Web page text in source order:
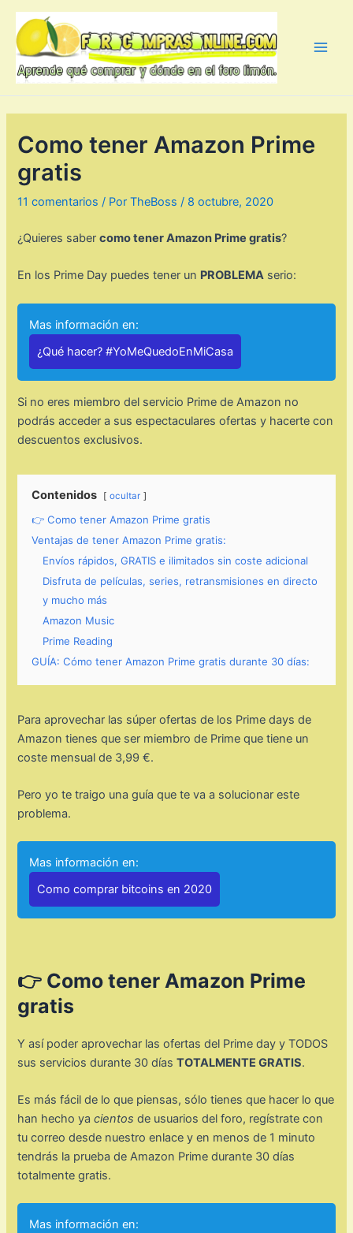
contenido
Como tener Amazon Prime
gratis
11 comentarios / PorTheBoss / 8 octubre, 2020
¿Quieres sabercomo tener Amazon Prime gratis?
En los Prime Day puedes tener un PROBLEMA serio:
Mas información en:
¿Qué hacer? #YoMeQuedoEnMiCasa
Si no eres miembro del servicio Prime de Amazon no
podrás acceder a sus espectaculares ofertas y hacerte con
descuentos exclusivos.
Contenidos ocultar
👉 Como tener Amazon Prime gratis
Ventajas de tener Amazon Prime gratis:
Envíos rápidos, GRATIS e ilimitados sin coste adicional
Disfruta de películas, series, retransmisiones en directo
y mucho más
Amazon Music
Prime Reading
GUÍA: Cómo tener Amazon Prime gratis durante 30 días:
Para aprovechar las súper ofertas de los Prime days de
Amazon tienes que ser miembro de Prime que tiene un
coste mensual de 3,99 €.
Pero yo te traigo una guía que te va a solucionar este
problema.
Mas información en:
Como comprar bitcoins en 2020
👉 Como tener Amazon Prime
gratis
Y así poder aprovechar las ofertas del Prime day y TODOS
sus servicios durante 30 díasTOTALMENTE GRATIS.
Es más fácil de lo que piensas, sólo tienes que hacer lo que
han hecho yacientos de usuarios del foro, regístrate con
tu correo desde nuestro enlace y en menos de 1 minuto
tendrás la prueba de Amazon Prime durante 30 días
totalmente gratis.
Mas información en: